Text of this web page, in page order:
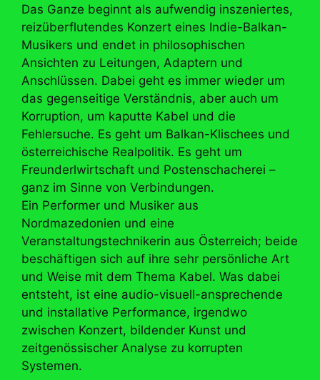
Das Ganze beginnt als aufwendig inszeniertes,
reizüberflutendes Konzert eines Indie-Balkan-
Musikers und endet in philosophischen
Ansichten zu Leitungen, Adaptern und
Anschlüssen. Dabei geht es immer wieder um
das gegenseitige Verständnis, aber auch um
Korruption, um kaputte Kabel und die
Fehlersuche. Es geht um Balkan-Klischees und
österreichische Realpolitik. Es geht um
Freunderlwirtschaft und Postenschacherei –
ganz im Sinne von Verbindungen.
Ein Performer und Musiker aus
Nordmazedonien und eine
Veranstaltungstechnikerin aus Österreich; beide
beschäftigen sich auf ihre sehr persönliche Art
und Weise mit dem Thema Kabel. Was dabei
entsteht, ist eine audio-visuell-ansprechende
und installative Performance, irgendwo
zwischen Konzert, bildender Kunst und
zeitgenössischer Analyse zu korrupten
Systemen.